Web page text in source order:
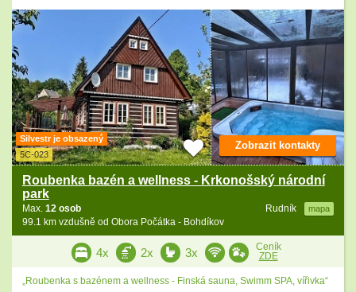
Silvestr je obsazený
5C-023
Roubenka bazén a wellness - Krkonošský národní
park
Rudník mapa
Max. 12 osob
99.1 km vzdušně od Obora Počátka - Bohdíkov
Zobrazit kontakty
4x 2x 3x
Ceník
ZDE
„Roubenka s bazénem a wellness - Finská sauna, Swimm SPA, vířivka“